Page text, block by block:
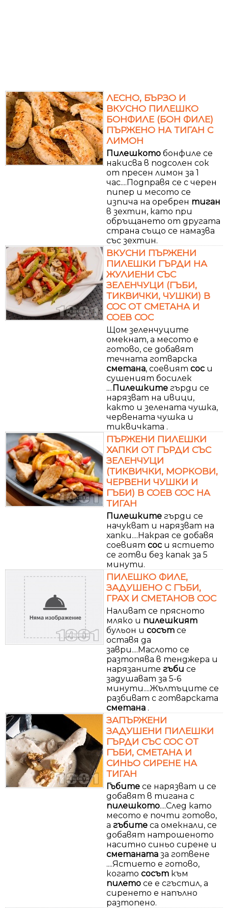
ЛЕСНО, БЪРЗО И
ВКУСНО ПИЛЕШКО
БОНФИЛЕ (БОН ФИЛЕ)
ПЪРЖЕНО НА ТИГАН С
ЛИМОН
Пилешкото бонфиле се
накисва в подсолен сок
от пресен лимон за 1
час....Подправя се с черен
пипер и месото се
изпича на оребрен тиган
в зехтин, като при
обръщането от другата
страна също се намазва
със зехтин.
ВКУСНИ ПЪРЖЕНИ
ПИЛЕШКИ ГЪРДИ НА
ЖУЛИЕНИ СЪС
ЗЕЛЕНЧУЦИ (ГЪБИ,
ТИКВИЧКИ, ЧУШКИ) В
СОС ОТ СМЕТАНА И
СОЕВ СОС
Щом зеленчуците
омекнат, а месото е
готово, се добавят
течната готварска
сметана, соевият сос и
сушеният босилек
....Пилешките гърди се
нарязват на ивици,
както и зелената чушка,
червената чушка и
тиквичката .
ПЪРЖЕНИ ПИЛЕШКИ
ХАПКИ ОТ ГЪРДИ СЪС
ЗЕЛЕНЧУЦИ
(ТИКВИЧКИ, МОРКОВИ,
ЧЕРВЕНИ ЧУШКИ И
ГЪБИ) В СОЕВ СОС НА
ТИГАН
Пилешките гърди се
начукват и нарязват на
хапки....Накрая се добавя
соевият сос и ястието
се готви без капак за 5
минути.
ПИЛЕШКО ФИЛЕ,
ЗАДУШЕНО С ГЪБИ,
ГРАХ И СМЕТАНОВ СОС
Наливат се прясното
мляко и пилешкият
бульон и сосът се
оставя да
заври....Маслото се
разтопява в тенджера и
нарязаните гъби се
задушават за 5-6
минути....Жълтъците се
разбиват с готварската
сметана .
ЗАПЪРЖЕНИ
ЗАДУШЕНИ ПИЛЕШКИ
ГЪРДИ СЪС СОС ОТ
ГЪБИ, СМЕТАНА И
СИНЬО СИРЕНЕ НА
ТИГАН
Гъбите се нарязват и се
добавят в тигана с
пилешкото....След като
месото е почти готово,
а гъбите са омекнали, се
добавят натрошеното
наситно синьо сирене и
сметаната за готвене
....Ястието е готово,
когато сосът към
пилето се е сгъстил, а
сиренето е напълно
разтопено.